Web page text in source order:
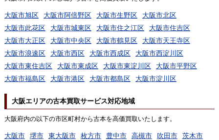
大阪市旭区 大阪市阿倍野区 大阪市生野区
大阪市北区
大阪市此花区
大阪市城東区 大阪市住之江区
大阪市住吉区
大阪市大正区
大阪市中央区 大阪市鶴見区
大阪市天王寺区
大阪市浪速区
大阪市西区 大阪市西成区
大阪市西淀川区
大阪市東住吉区
大阪市東成区 大阪市東淀川区
大阪市平野区
大阪市福島区
大阪市港区 大阪市都島区 大阪市淀川区
大阪エリアの古本買取サービス対応地域
大阪府内の以下の市区町村から古本を高価買取いたします。
大阪市 堺市 東大阪市 枚方市 豊中市 高槻市 吹田市
茨木市